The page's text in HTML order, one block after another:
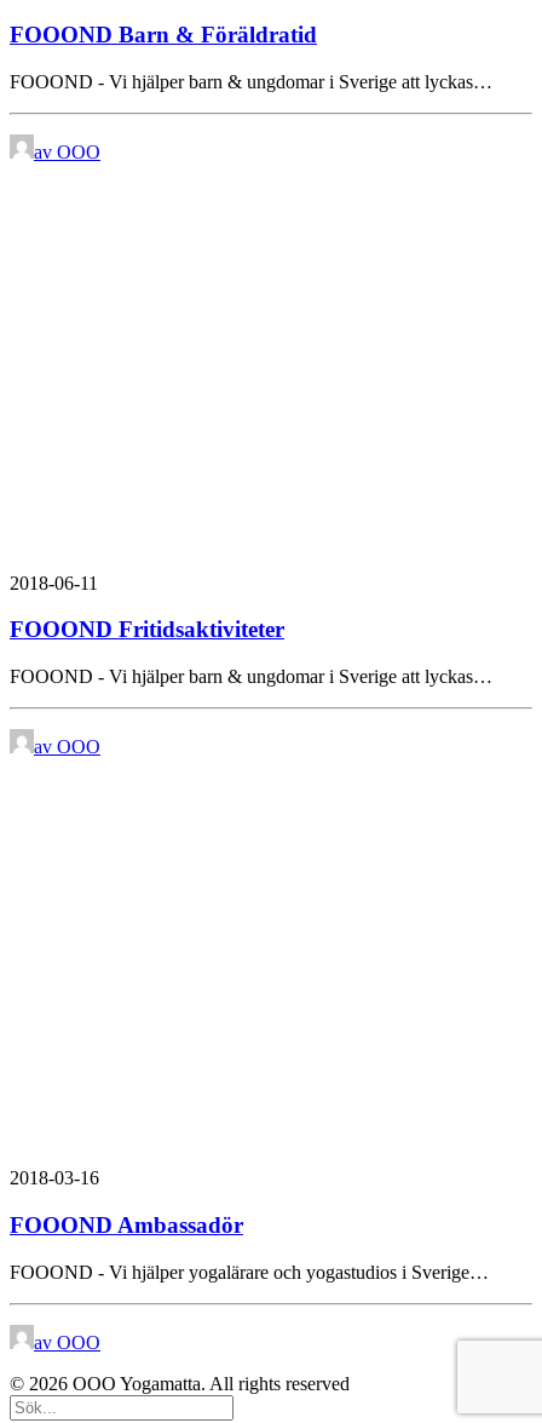
FOOOND Barn & Föräldratid
FOOOND - Vi hjälper barn & ungdomar i Sverige att lyckas…
av OOO
2018-06-11
FOOOND Fritidsaktiviteter
FOOOND - Vi hjälper barn & ungdomar i Sverige att lyckas…
av OOO
2018-03-16
FOOOND Ambassadör
FOOOND - Vi hjälper yogalärare och yogastudios i Sverige…
av OOO
© 2026 OOO Yogamatta. All rights reserved